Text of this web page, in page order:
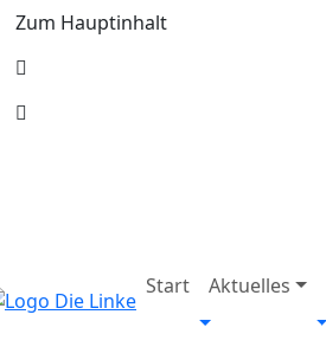
Zum Hauptinhalt
Start Aktuelles